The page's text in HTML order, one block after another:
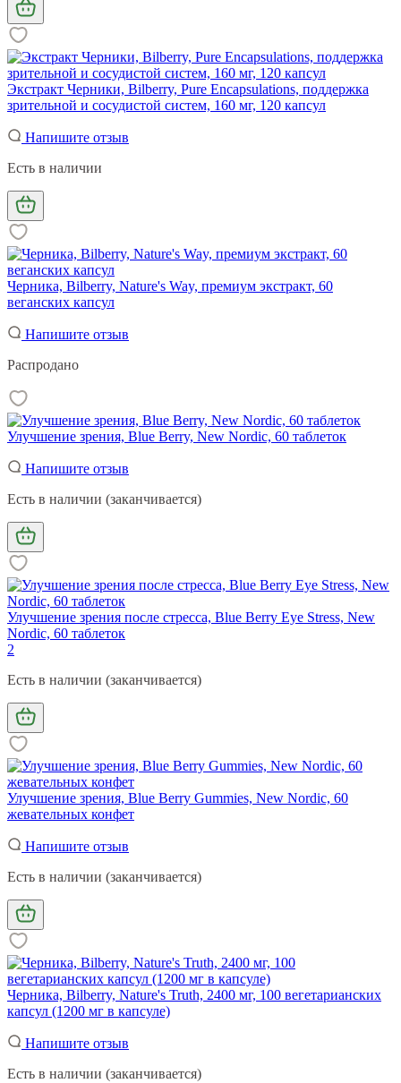
Экстракт Черники, Bilberry, Pure Encapsulations, поддержка
зрительной и сосудистой систем, 160 мг, 120 капсул
Напишите отзыв
Есть в наличии
Черника, Bilberry, Nature's Way, премиум экстракт, 60
веганских капсул
Напишите отзыв
Распродано
Улучшение зрения, Blue Berry, New Nordic, 60 таблеток
Напишите отзыв
Есть в наличии (заканчивается)
Улучшение зрения после стресса, Blue Berry Eye Stress, New
Nordic, 60 таблеток
2
Есть в наличии (заканчивается)
Улучшение зрения, Blue Berry Gummies, New Nordic, 60
жевательных конфет
Напишите отзыв
Есть в наличии (заканчивается)
Черника, Bilberry, Nature's Truth, 2400 мг, 100 вегетарианских
капсул (1200 мг в капсуле)
Напишите отзыв
Есть в наличии (заканчивается)